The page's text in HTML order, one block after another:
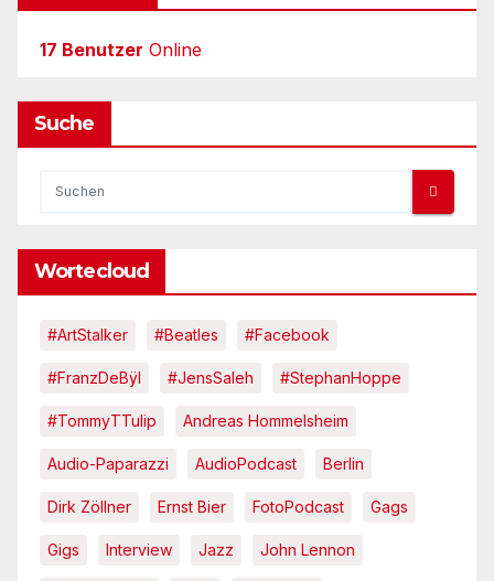
17 Benutzer Online
Suche
Wortecloud
#ArtStalker #Beatles #Facebook
#FranzDeBÿl #JensSaleh #StephanHoppe
#TommyTTulip Andreas Hommelsheim
Audio-Paparazzi AudioPodcast Berlin
Dirk Zöllner Ernst Bier FotoPodcast Gags
Gigs Interview Jazz John Lennon